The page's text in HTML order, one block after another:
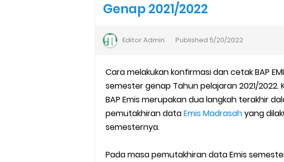
Kalender Pendidikan Madrasah 2026/2027 |
TKA Susulan jenjang SD/MI dan SMP/MTs
Cara Mengajukan Tunjangan Insentif di EMIS-
Ajuan Tunjangan Insentif Guru dan Tenaga
Cara Login EMIS GTK Baru untuk Operator dan
Genap 2021/2022
EditorAdmin Published 5/20/2022
Cara melakukan konfirmasi dan cetak BAP
semester genap Tahun pelajaran 2021/
BAP Emis merupakan dua langkah terakhir
pemutakhiran dataEmis Madrasahyang
semesternya.
Pada masa pemutakhiran data Emis